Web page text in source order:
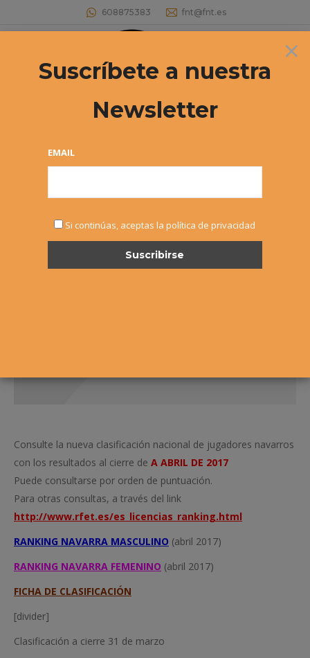
608875383 fnt@fnt.es
Buscar:
Nueva Clasificación
31
Consulte la nueva clasificación nacional de jugadores navarros
con los resultados al cierre de A ABRIL DE 2017
Puede consultarse por orden de puntuación.
Para otras consultas, a través del link
http://www.rfet.es/es_licencias_ranking.html
RANKING NAVARRA MASCULINO (abril 2017)
RANKING NAVARRA FEMENINO (abril 2017)
FICHA DE CLASIFICACIÓN
[divider]
Clasificación a cierre 31 de marzo
×
Suscríbete a nuestra
Newsletter
EMAIL
Si continúas, aceptas la política de privacidad